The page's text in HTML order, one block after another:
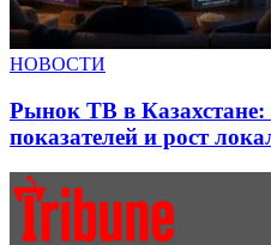
НОВОСТИ
Рынок ТВ в Казахстане:
показателей и рост